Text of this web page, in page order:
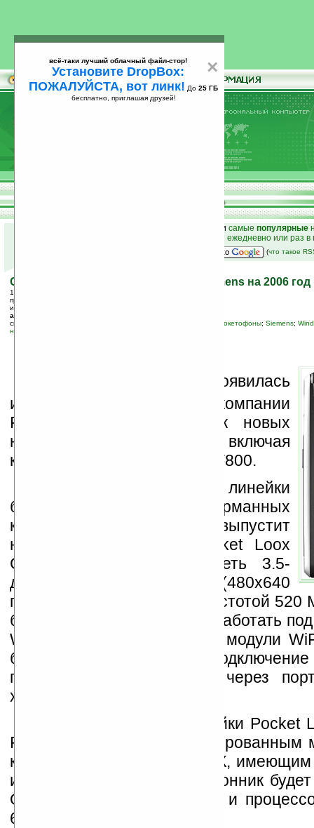
25
и самые популярные
на email ежедневно или раз
(что такое
Слухи о планах компании Fujitsu-Siemens на 2006 год
13.01.2006 18:01
просмотров: сегодня 1, всего 3896
источник:
автор новости:
связанные темы:
Pocket PC Phone Edition, покетофоны; Siemens;
навигация
появилась
информация о планах компании
Fujitsu-Siemens на выпуск новых
наладонников в 2006 году, включая
коммуникатор Pocket Loox T800.
В продолжение линейки
бюджетных карманных
компьютеров, компания выпустит
новое устройство — Pocket Loox
C550, которое будет иметь 3.5-
дюймовый VGA-дисплей (480x640
пикселей) и процессор с частотой
будет лишен модуля GPS, работать
Windows Mobile 5.0, иметь модули
будет поддерживать
периферийных устройств через
хост).
Продолжением же линейки Pocket
Pocket Loox N560 с интегрированным
который станет первым КПК, имеющим
и модуль GPS. Этот наладонник
ОЗУ, 256 Мб флэш-памяти и
624 МГц.
×
всё-таки лучший облачный файл-стор!
Установите DropBox:
ПОЖАЛУЙСТА, вот линк! До 25 ГБ
бесплатно, приглашая друзей!